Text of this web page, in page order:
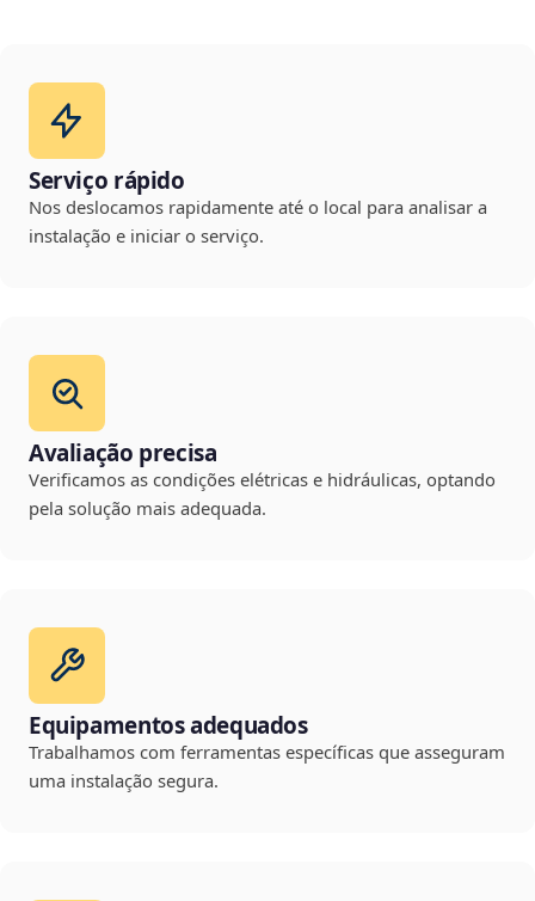
Serviço rápido
Nos deslocamos rapidamente até o local para analisar a
instalação e iniciar o serviço.
Avaliação precisa
Verificamos as condições elétricas e hidráulicas, optando
pela solução mais adequada.
Equipamentos adequados
Trabalhamos com ferramentas específicas que asseguram
uma instalação segura.